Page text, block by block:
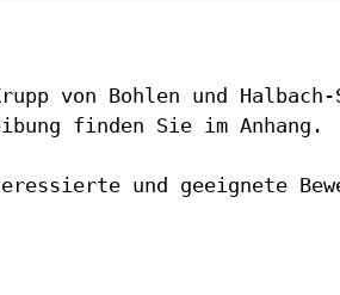
von Bohlen und
finden Sie im Anhang.
und geeignete